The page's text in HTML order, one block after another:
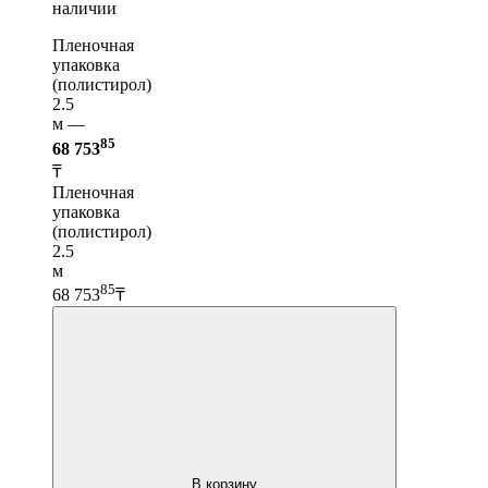
наличии
Пленочная
упаковка
(полистирол)
2.5
м —
68 75385
₸
Пленочная
упаковка
(полистирол)
2.5
м
68 75385₸
В корзину